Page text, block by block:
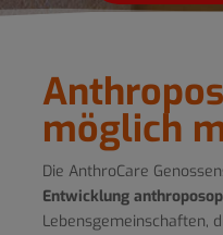
möglich
Die AnthroCare
Entwicklung
Lebensgemeinschaften,